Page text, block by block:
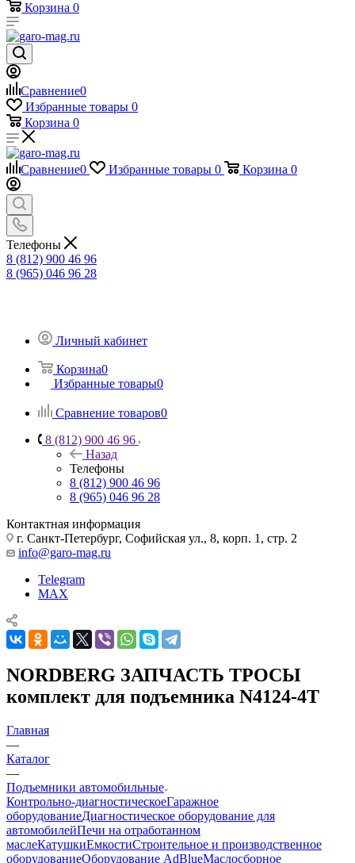
Корзина 0
Сравнение0
Избранные товары 0
Корзина 0
Сравнение0 Избранные товары 0 Корзина 0
Телефоны
8 (812) 900 46 96
8 (965) 046 96 28
Личный кабинет
Корзина0
Избранные товары0
Сравнение товаров0
8 (812) 900 46 96
Назад
Телефоны
8 (812) 900 46 96
8 (965) 046 96 28
Контактная информация
г. Санкт-Петербург, Софийская ул., 8, корп. 1, стр. 2
info@garo-mag.ru
Telegram
MAX
NORDBERG ЗАПЧАСТЬ ТРОСЫ
комплект для подъемника N4124-4T
Главная
—
Каталог
—
Подъемники автомобильные
Контрольно-диагностическоеГаражное
оборудованиеДиагностическое оборудование для
автомобилейПечи на отработанном
маслеКатушкиЕмкостиСтроительное и производственное
оборудованиеОборудование AdBlueМаслосборное